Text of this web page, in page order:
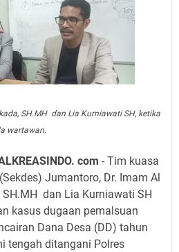
SH.MH dan Lia Kurniawati SH, ketika
wartawan.
com - Tim kuasa
Jumantoro, Dr. Imam Al
dan Lia Kurniawati SH
kasus dugaan pemalsuan
Dana Desa (DD) tahun
tengah ditangani Polres